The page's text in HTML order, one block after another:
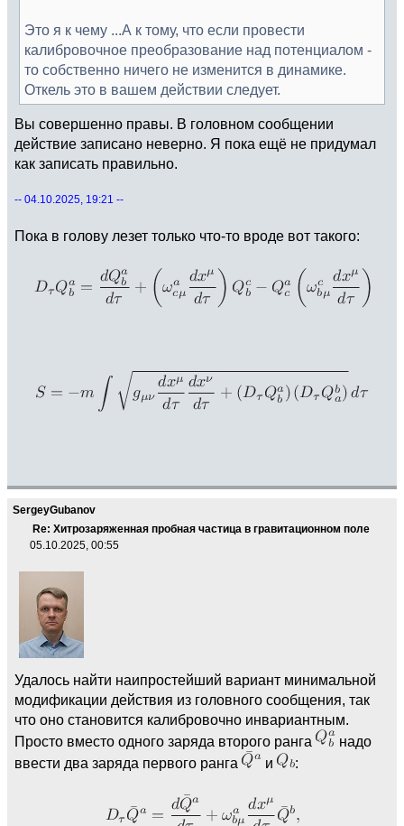
Это я к чему ...А к тому, что если провести
калибровочное преобразование над потенциалом -
то собственно ничего не изменится в динамике.
Откель это в вашем действии следует.
Вы совершенно правы. В головном сообщении
действие записано неверно. Я пока ещё не придумал
как записать правильно.
-- 04.10.2025, 19:21 --
Пока в голову лезет только что-то вроде вот такого:
SergeyGubanov
Re: Хитрозаряженная пробная частица в гравитационном поле
05.10.2025, 00:55
Удалось найти наипростейший вариант минимальной
модификации действия из головного сообщения, так
что оно становится калибровочно инвариантным.
Просто вместо одного заряда второго ранга
надо
ввести два заряда первого ранга
и :